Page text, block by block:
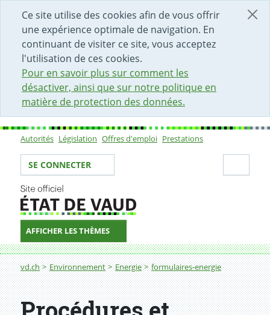
Ce site utilise des cookies afin de vous offrir
une expérience optimale de navigation. En
continuant de visiter ce site, vous acceptez
l'utilisation de ces cookies.
Pour en savoir plus sur comment les
désactiver, ainsi que sur notre politique en
matière de protection des données.
DÉBUT DU CONTENU DE LA PAGE
ACCÈS AU CHAMP DE RECHERCHE
PAGE D'ACCUEIL
FORMULAIRE DE CONTACT
Sous-navigation
Autorités Législation Offres d'emploi Prestations
Votre identité
SE CONNECTER
AFFICHER LES THÈMES
Fil d'Ariane
vd.ch Environnement Energie formulaires-energie
Procédures et autorisations pour les dossiers énergie